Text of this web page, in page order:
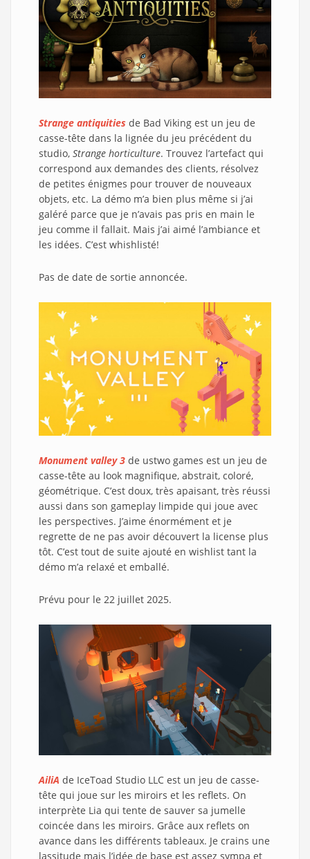
Strange antiquities de Bad Viking est un jeu de
casse-tête dans la lignée du jeu précédent du
studio, Strange horticulture. Trouvez l’artefact qui
correspond aux demandes des clients, résolvez
de petites énigmes pour trouver de nouveaux
objets, etc. La démo m’a bien plus même si j’ai
galéré parce que je n’avais pas pris en main le
jeu comme il fallait. Mais j’ai aimé l’ambiance et
les idées. C’est whishlisté!
Pas de date de sortie annoncée.
Monument valley 3 de ustwo games est un jeu de
casse-tête au look magnifique, abstrait, coloré,
géométrique. C’est doux, très apaisant, très réussi
aussi dans son gameplay limpide qui joue avec
les perspectives. J’aime énormément et je
regrette de ne pas avoir découvert la license plus
tôt. C’est tout de suite ajouté en wishlist tant la
démo m’a relaxé et emballé.
Prévu pour le 22 juillet 2025.
AiliA de IceToad Studio LLC est un jeu de casse-
tête qui joue sur les miroirs et les reflets. On
interprète Lia qui tente de sauver sa jumelle
coincée dans les miroirs. Grâce aux reflets on
avance dans les différents tableaux. Je crains une
lassitude mais l’idée de base est assez sympa et